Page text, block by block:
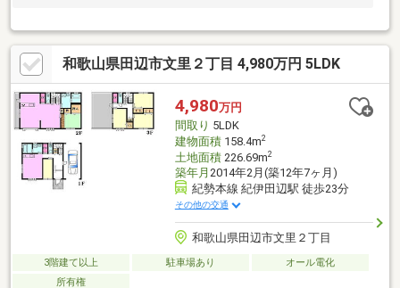
和歌山県田辺市文里２丁目 4,980万円 5LDK
4,980万円
間取り 5LDK
建物面積158.4m2
土地面積226.69m2
築年月 2014年2月(築12年7ヶ月)
紀勢本線 紀伊田辺駅 徒歩23分
その他の交通
和歌山県田辺市文里２丁目
3階建て以上 駐車場あり
オール電化
所有権